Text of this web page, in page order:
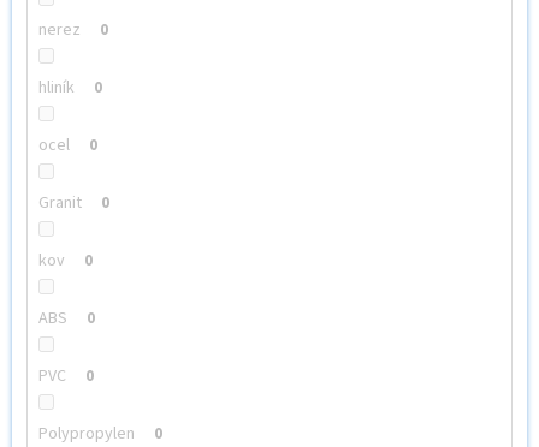
nerez 0
hliník 0
ocel 0
Granit 0
kov 0
ABS 0
PVC 0
Polypropylen 0